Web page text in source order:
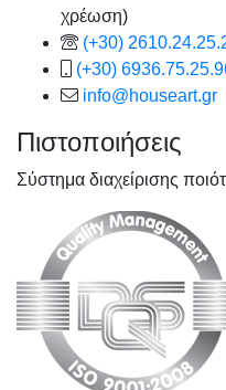
χρέωση)
(+30)
(+30)
info@houseart.gr
Πιστοποιήσεις
Σύστημα διαχείρισης